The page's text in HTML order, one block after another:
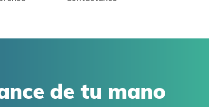
de tu mano